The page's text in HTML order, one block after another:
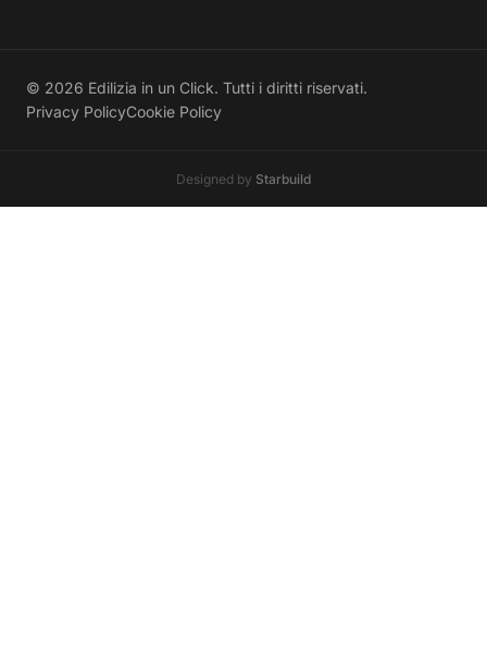
© 2026 Edilizia in un Click. Tutti i diritti riservati.
Privacy PolicyCookie Policy
Designed by Starbuild